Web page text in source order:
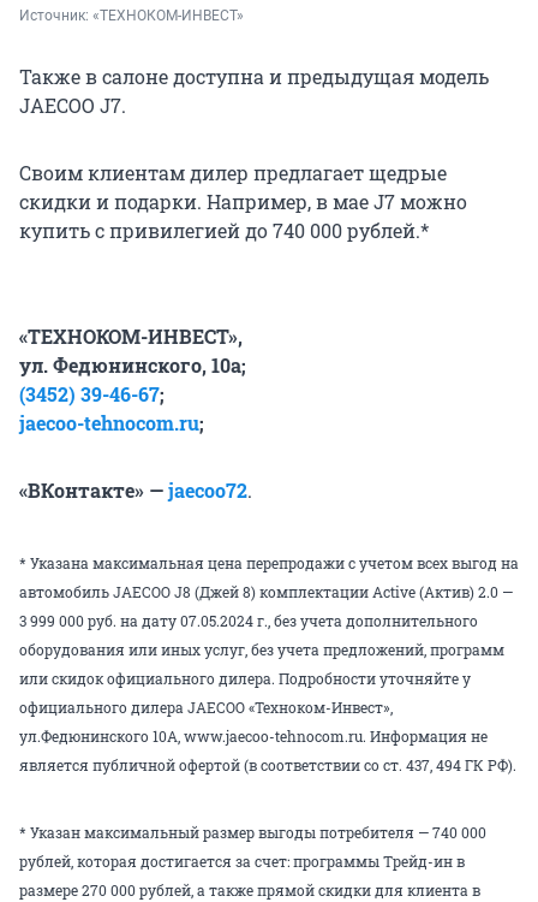
Источник: «ТЕХНОКОМ-ИНВЕСТ»
Также в салоне доступна и предыдущая модель
JAECOO J7.
Своим клиентам дилер предлагает щедрые
скидки и подарки. Например, в мае J7 можно
купить с привилегией до 740 000 рублей.*
«ТЕХНОКОМ-ИНВЕСТ»,
ул. Федюнинского, 10а;
(3452) 39-46-67;
jaecoo-tehnocom.ru;
«ВКонтакте» —jaecoo72.
* Указана максимальная цена перепродажи с учетом всех выгод на
автомобиль JAECOO J8 (Джей 8) комплектации Active (Актив) 2.0 —
3 999 000 руб. на дату 07.05.2024 г., без учета дополнительного
оборудования или иных услуг, без учета предложений, программ
или скидок официального дилера. Подробности уточняйте у
официального дилера JAECOO «Техноком-Инвест»,
ул.Федюнинского 10А, www.jaecoo-tehnocom.ru. Информация не
является публичной офертой (в соответствии со ст. 437, 494 ГК РФ).
* Указан максимальный размер выгоды потребителя — 740 000
рублей, которая достигается за счет: программы Трейд-ин в
размере 270 000 рублей, а также прямой скидки для клиента в